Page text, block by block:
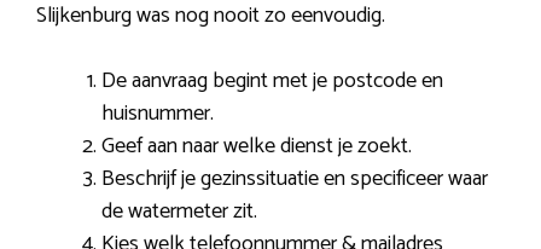
Slijkenburg was nog nooit zo eenvoudig.
De aanvraag begint met je postcode en
huisnummer.
Geef aan naar welke dienst je zoekt.
Beschrijf je gezinssituatie en specificeer waar
de watermeter zit.